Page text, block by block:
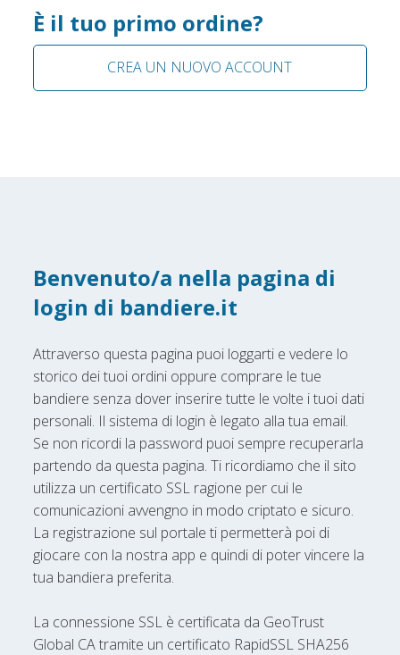
È il tuo primo ordine?
CREA UN NUOVO ACCOUNT
Benvenuto/a nella pagina di
login di bandiere.it
Attraverso questa pagina puoi loggarti e vedere lo
storico dei tuoi ordini oppure comprare le tue
bandiere senza dover inserire tutte le volte i tuoi dati
personali. Il sistema di login è legato alla tua email.
Se non ricordi la password puoi sempre recuperarla
partendo da questa pagina. Ti ricordiamo che il sito
utilizza un certificato SSL ragione per cui le
comunicazioni avvengno in modo criptato e sicuro.
La registrazione sul portale ti permetterà poi di
giocare con la nostra app e quindi di poter vincere la
tua bandiera preferita.
La connessione SSL è certificata da GeoTrust
Global CA tramite un certificato RapidSSL SHA256